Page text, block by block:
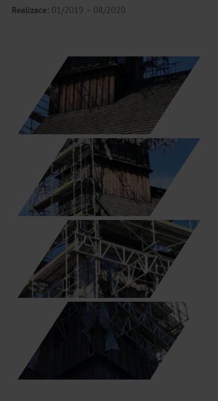
Ke stažení
Kariéra
Podporujeme
FAQ
Ochrana oznamovatelů
POBOČKY
Ostrava
Olomouc
Pardubice
Hradec Králové
Distributoři
Realizace: 01/2019 – 08/2020